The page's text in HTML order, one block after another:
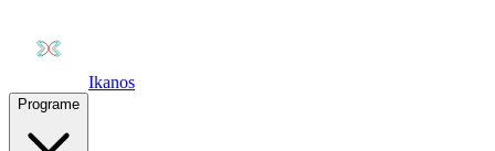
Ikanos
Programe